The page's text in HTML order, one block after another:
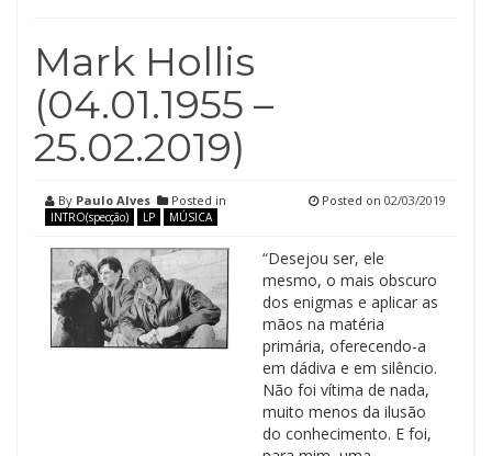
Mark Hollis
(04.01.1955 –
25.02.2019)
By Paulo Alves Posted in
INTRO(specção) LP MÚSICA
Posted on 02/03/2019
“Desejou ser, ele
mesmo, o mais obscuro
dos enigmas e aplicar as
mãos na matéria
primária, oferecendo-a
em dádiva e em silêncio.
Não foi vítima de nada,
muito menos da ilusão
do conhecimento. E foi,